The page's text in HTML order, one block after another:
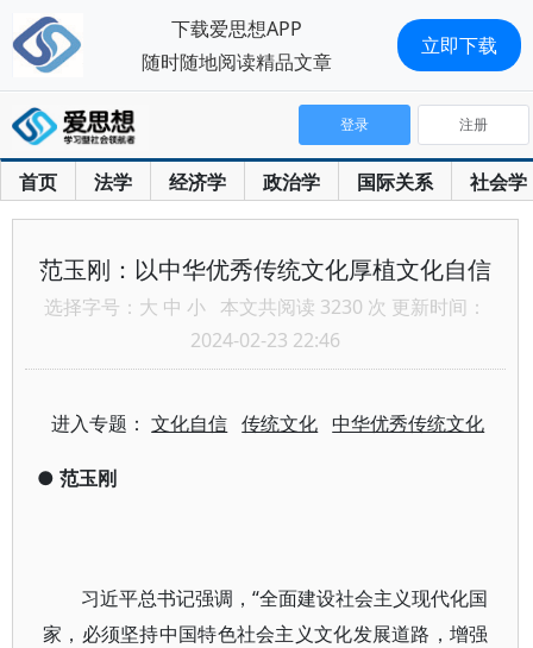
首页 法学 经济学 政治学 国际关系 社会学
登录 注册
范玉刚：以中华优秀传统文化厚植文化自信
选择字号： 大 中 小 本文共阅读 3230 次 更新时间：
2024-02-23 22:46
进入专题：文化自信 传统文化 中华优秀传统文化
● 范玉刚
习近平总书记强调，“全面建设社会主义现代化国
家，必须坚持中国特色社会主义文化发展道路，增强
下载爱思想APP
随时随地阅读精品文章
立即下载